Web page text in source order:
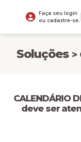
Faça seu login
ou cadastre-se.
Soluções >
CALENDÁRIO
deve ser